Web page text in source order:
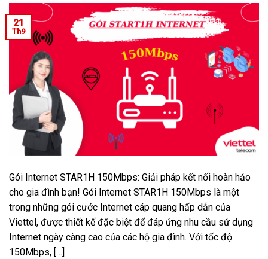
21
Th9
Gói Internet STAR1H 150Mbps: Giải pháp kết nối hoàn hảo
cho gia đình bạn! Gói Internet STAR1H 150Mbps là một
trong những gói cước Internet cáp quang hấp dẫn của
Viettel, được thiết kế đặc biệt để đáp ứng nhu cầu sử dụng
Internet ngày càng cao của các hộ gia đình. Với tốc độ
150Mbps, […]